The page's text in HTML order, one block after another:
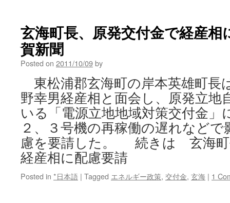
玄海町長、原発交付金で経産
賀新聞
Posted on 2011/10/09by
東松浦郡玄海町の岸本英雄町長
野幸男経産相と面会し、原発立地
いる「電源立地地域対策交付金」
２、３号機の再稼働の遅れなど
慮を要請した。 続きは 玄海町
経産相に配慮要請
Posted in *日本語 | Tagged エネルギー政策, 交付金, 玄海 | 1